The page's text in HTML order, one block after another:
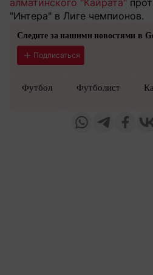
алматинского "Кайрата"
"Интера" в Лиге чемпионов.
Следите за нашими новостями в
Подписаться
Футбол Футболист